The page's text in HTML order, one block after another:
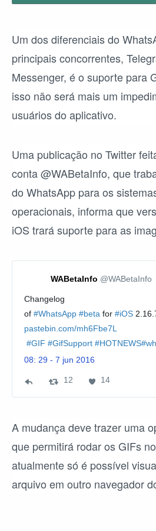
Um dos diferenciais do
principais concorrentes,
Messenger, é o suporte para
isso não será mais um
usuários do aplicativo.
Uma publicação no Twitter
conta @WABetaInfo, que
do WhatsApp para os
operacionais, informa que
iOS trará suporte para as
WABetaInfo @WABetaInfo
Changelog
of #WhatsApp #beta for #iOS
pastebin.com/mh6Fbe7L
#GIF #GifSupport #HOTNEWS#
08: 29 - 7 jun 2016
12
e
w
e
e
14
a
o
r
i
A mudança deve trazer uma
que permitirá rodar os GIFs
atualmente só é possível
arquivo em outro navegador